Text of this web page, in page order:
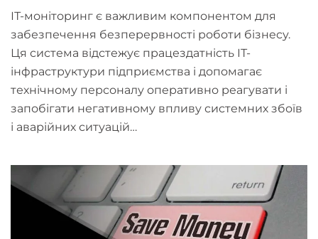
ІТ-моніторинг є важливим компонентом для
забезпечення безперервності роботи бізнесу.
Ця система відстежує працездатність ІТ-
інфраструктури підприємства і допомагає
технічному персоналу оперативно реагувати і
запобігати негативному впливу системних збоїв
і аварійних ситуацій…